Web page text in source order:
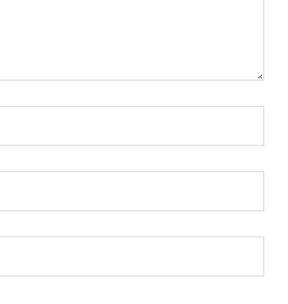
:*
:*
: